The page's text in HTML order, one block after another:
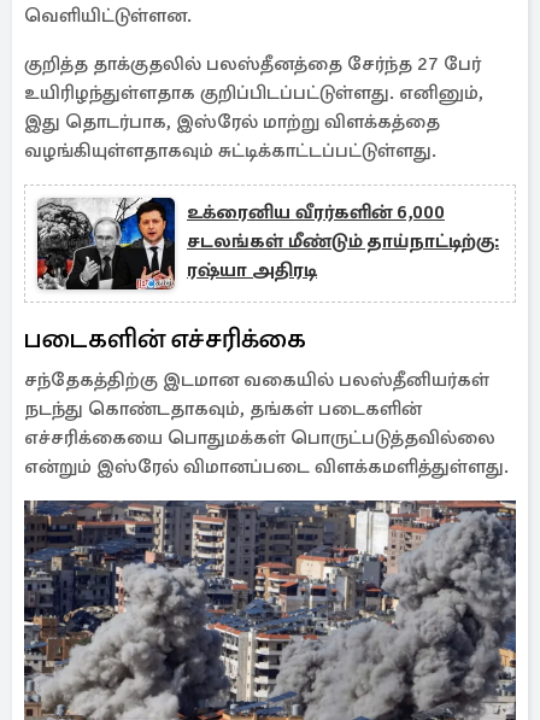
வெளியிட்டுள்ளன.
குறித்த தாக்குதலில் பலஸ்தீனத்தை சேர்ந்த 27 பேர்
உயிரிழந்துள்ளதாக குறிப்பிடப்பட்டுள்ளது. எனினும்,
இது தொடர்பாக, இஸ்ரேல் மாற்று விளக்கத்தை
வழங்கியுள்ளதாகவும் சுட்டிக்காட்டப்பட்டுள்ளது.
உக்ரைனிய வீரர்களின் 6,000
சடலங்கள் மீண்டும் தாய்நாட்டிற்கு:
ரஷ்யா அதிரடி
படைகளின் எச்சரிக்கை
சந்தேகத்திற்கு இடமான வகையில் பலஸ்தீனியர்கள்
நடந்து கொண்டதாகவும், தங்கள் படைகளின்
எச்சரிக்கையை பொதுமக்கள் பொருட்படுத்தவில்லை
என்றும் இஸ்ரேல் விமானப்படை விளக்கமளித்துள்ளது.